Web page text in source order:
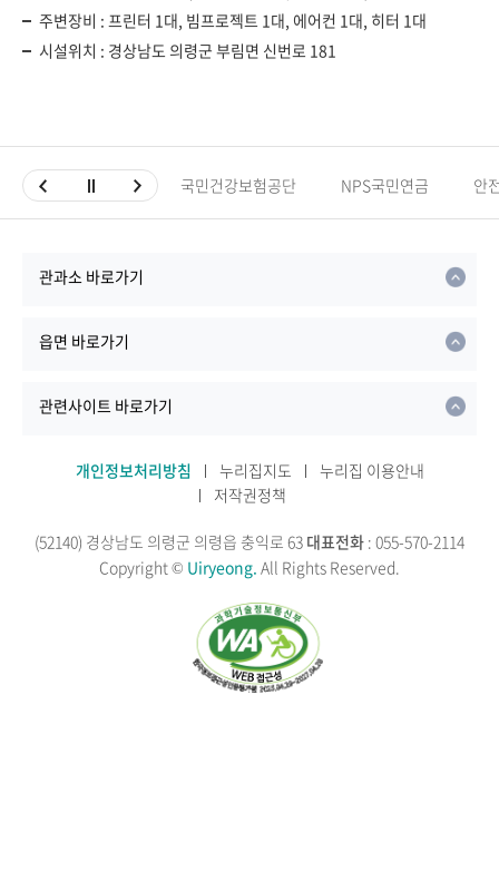
주변장비 : 프린터 1대, 빔프로젝트 1대, 에어컨 1대, 히터 1대
시설위치 : 경상남도 의령군 부림면 신번로 181
국민건강보험공단 NPS국민연금 안
관과소 바로가기
읍면 바로가기
관련사이트 바로가기
개인정보처리방침 누리집지도
누리집 이용안내
저작권정책
(52140) 경상남도 의령군 의령읍 충익로 63 대표전화 : 055-570-2114
Copyright © Uiryeong. All Rights Reserved.